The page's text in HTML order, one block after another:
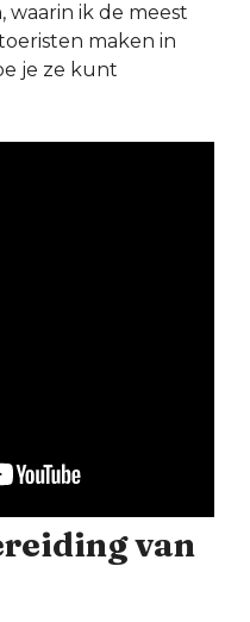
waarin ik de meest
maken in
je ze kunt
van